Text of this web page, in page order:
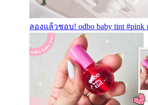
ลองแล้วชอบ! odbo baby tint